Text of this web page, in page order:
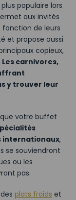
populaire lors
aux invités
de leurs
et propose aussi
copieux,
Les carnivores,
y trouver leur
votre buffet
internationaux,
se souviendront
ou les
pas.
plats froids et